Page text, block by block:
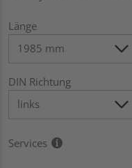
Länge
DIN Richtung
Services